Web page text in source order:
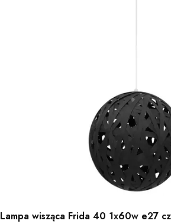
Lampa wisząca Frida 40 1x60w e27